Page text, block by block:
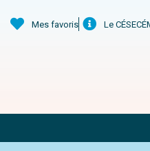
Mes favoris Le